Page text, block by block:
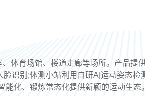
体育场馆、楼道走廊等场所。产品提
识别;体测小站利用自研A|运动姿态检
化、锻炼常态化提供新颖的运动生态。